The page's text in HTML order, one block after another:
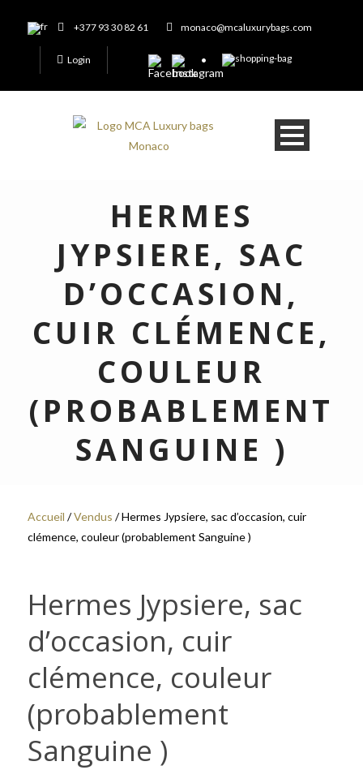
+377 93 30 82 61 monaco@mcaluxurybags.com
Login
HERMES
JYPSIERE, SAC
D’OCCASION,
CUIR CLÉMENCE,
COULEUR
(PROBABLEMENT
SANGUINE )
Accueil /Vendus / Hermes Jypsiere, sac d’occasion, cuir
clémence, couleur (probablement Sanguine )
Hermes Jypsiere, sac
d’occasion, cuir
clémence, couleur
(probablement
Sanguine )